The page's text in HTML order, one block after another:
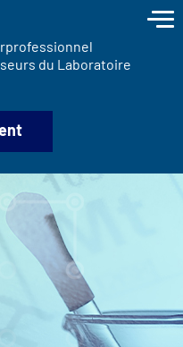
du Laboratoire